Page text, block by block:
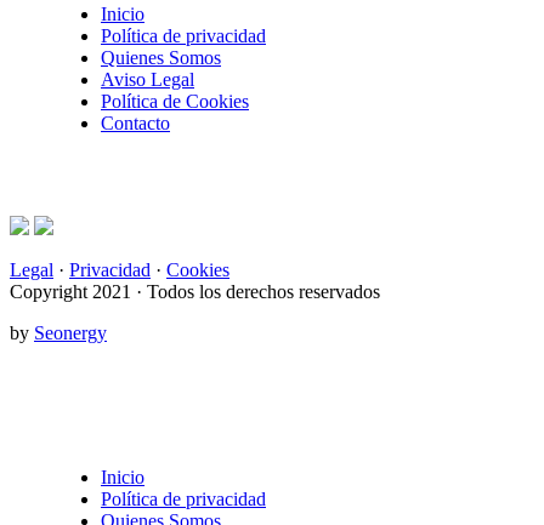
Inicio
Política de privacidad
Quienes Somos
Aviso Legal
Política de Cookies
Contacto
Legal · Privacidad · Cookies
Copyright 2021 · Todos los derechos reservados
by Seonergy
Inicio
Política de privacidad
Quienes Somos